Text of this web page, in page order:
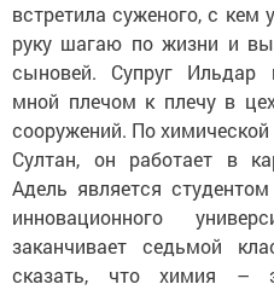
встретила суженого, с кем
руку шагаю по жизни и
сыновей. Супруг Ильдар
мной плечом к плечу в
сооружений. По
Султан, он работает в
Адель является
инновационного
заканчивает седьмой
сказать, что химия –